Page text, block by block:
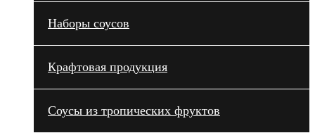
Наборы соусов
Крафтовая продукция
Cоусы из тропических фруктов